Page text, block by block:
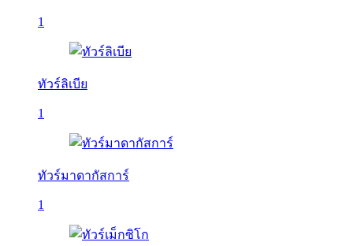
1
ทัวร์ลิเบีย
1
ทัวร์มาดากัสการ์
1